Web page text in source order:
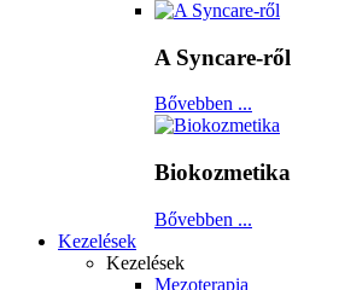
A Syncare-ről
Bővebben ...
Biokozmetika
Bővebben ...
Kezelések
Kezelések
Mezoterapia